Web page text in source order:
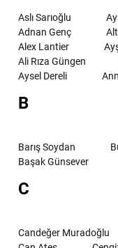
Aslı Sarıoğlu
Adnan Genç
Alex Lantier
Ali Rıza Güngen
Aysel Dereli
B
Barış Soydan
Başak Günsever
C
Candeğer Muradoğlu